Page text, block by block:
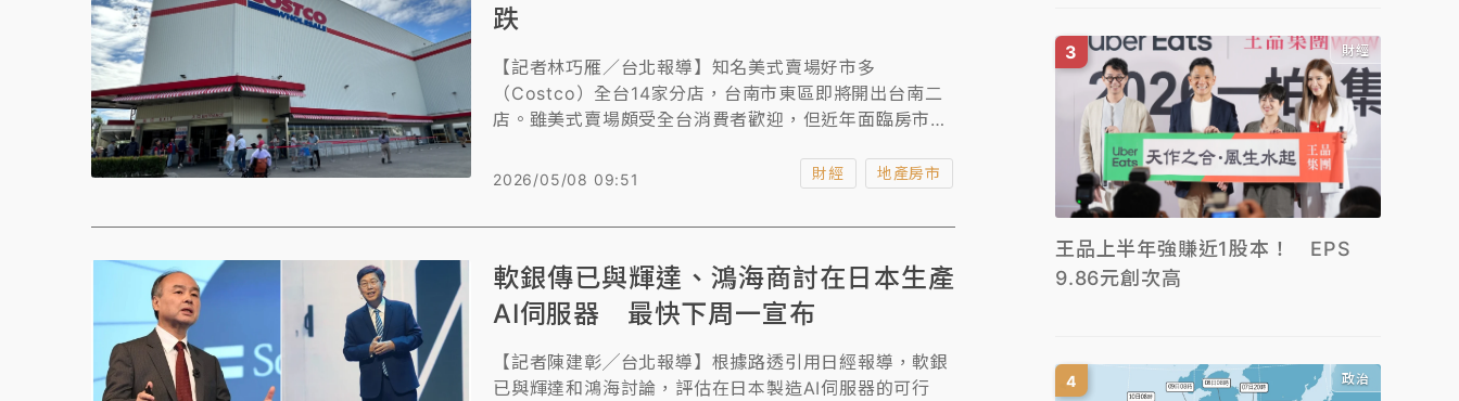
跌
【記者林巧雁／台北報導】知名美式賣場好市多
（Costco）全台14家分店，台南市東區即將開出台南二
店。雖美式賣場頗受全台消費者歡迎，但近年面臨房市趨
湖、汐止店周邊房價略顯漲勢，10家分店房價全跌。大家
期，購屋族回歸理性，如僅有單一賣場話題，或難以支撐
2026/05/08 09:51 財經 地產房市
軟銀傳已與輝達、鴻海商討在日本生產
AI伺服器 最快下周一宣布
【記者陳建彰╱台北報導】根據路透引用日經報導，軟銀
已與輝達和鴻海討論，評估在日本製造AI伺服器的可行
財經
王品上半年強賺近1股本！ EPS
9.86元創次高
政治